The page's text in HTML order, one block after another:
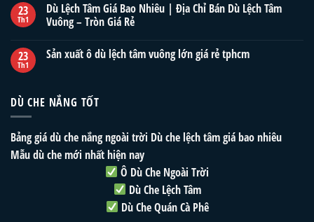
23
Th1
Dù Lệch Tâm Giá Bao Nhiêu | Địa Chỉ Bán Dù Lệch Tâm
Vuông – Tròn Giá Rẻ
23
Th1
Sản xuất ô dù lệch tâm vuông lớn giá rẻ tphcm
DÙ CHE NẮNG TỐT
Bảng giá dù che nắng ngoài trời Dù che lệch tâm giá bao nhiêu
Mẫu dù che mới nhất hiện nay
Ô Dù Che Ngoài Trời
Dù Che Lệch Tâm
Dù Che Quán Cà Phê